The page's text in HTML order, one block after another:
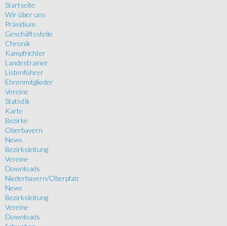
Startseite
Wir über uns
Präsidium
Geschäftsstelle
Chronik
Kampfrichter
Landestrainer
Listenführer
Ehrenmitglieder
Vereine
Statistik
Karte
Bezirke
Oberbayern
News
Bezirksleitung
Vereine
Downloads
Niederbayern/Oberpfalz
News
Bezirksleitung
Vereine
Downloads